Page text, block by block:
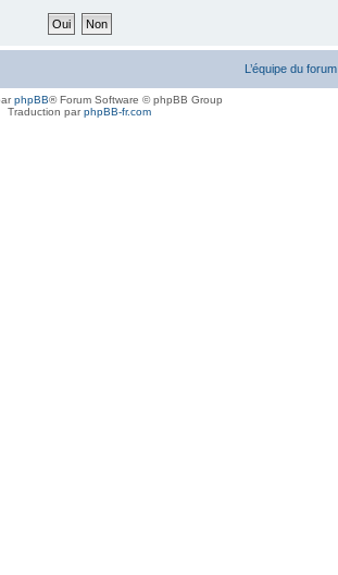
L’équipe du forum
phpBB® Forum Software © phpBB Group
Traduction parphpBB-fr.com